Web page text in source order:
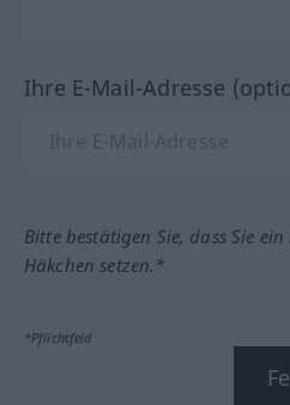
Ihre E-Mail-Adresse
Bitte bestätigen Sie, dass Sie
Häkchen setzen.*
*Pflichtfeld